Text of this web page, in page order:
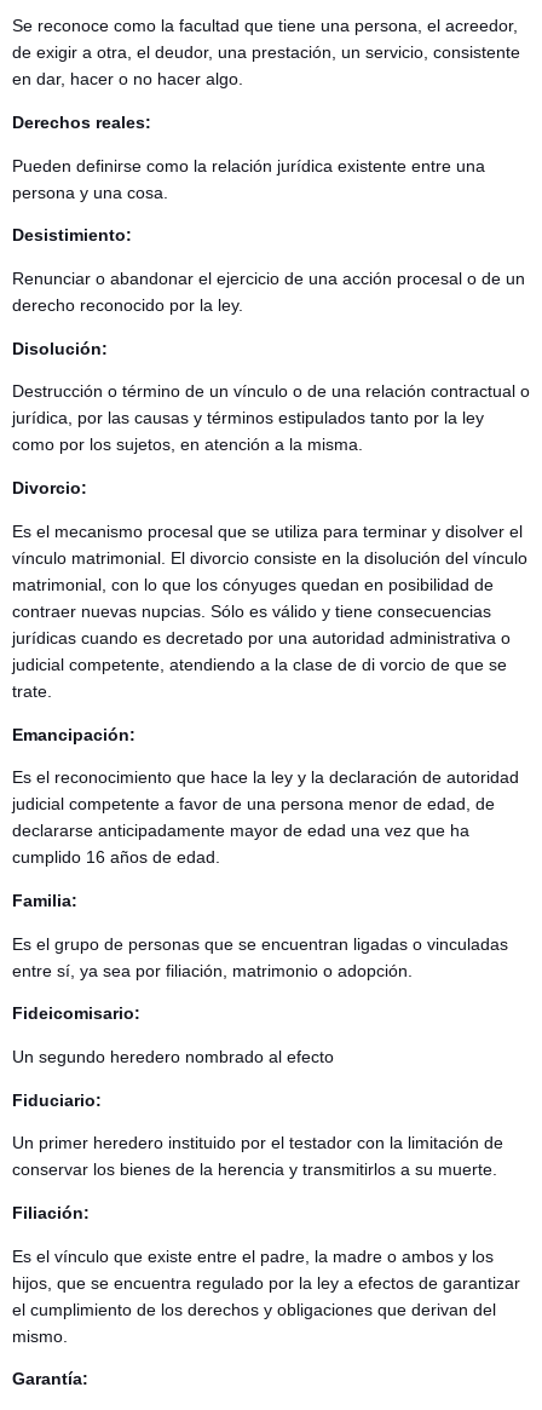
Se reconoce como la facultad que tiene una persona, el acreedor,
de exigir a otra, el deudor, una prestación, un servicio, consistente
en dar, hacer o no hacer algo.
Derechos reales:
Pueden definirse como la relación jurídica existente entre una
persona y una cosa.
Desistimiento:
Renunciar o abandonar el ejercicio de una acción procesal o de un
derecho reconocido por la ley.
Disolución:
Destrucción o término de un vínculo o de una relación contractual o
jurídica, por las causas y términos estipulados tanto por la ley
como por los sujetos, en atención a la misma.
Divorcio:
Es el mecanismo procesal que se utiliza para terminar y disolver el
vínculo matrimonial. El divorcio consiste en la disolución del vínculo
matrimonial, con lo que los cónyuges quedan en posibilidad de
contraer nuevas nupcias. Sólo es válido y tiene consecuencias
jurídicas cuando es decretado por una autoridad administrativa o
judicial competente, atendiendo a la clase de di vorcio de que se
trate.
Emancipación:
Es el reconocimiento que hace la ley y la declaración de autoridad
judicial competente a favor de una persona menor de edad, de
declararse anticipadamente mayor de edad una vez que ha
cumplido 16 años de edad.
Familia:
Es el grupo de personas que se encuentran ligadas o vinculadas
entre sí, ya sea por filiación, matrimonio o adopción.
Fideicomisario:
Un segundo heredero nombrado al efecto
Fiduciario:
Un primer heredero instituido por el testador con la limitación de
conservar los bienes de la herencia y transmitirlos a su muerte.
Filiación:
Es el vínculo que existe entre el padre, la madre o ambos y los
hijos, que se encuentra regulado por la ley a efectos de garantizar
el cumplimiento de los derechos y obligaciones que derivan del
mismo.
Garantía: